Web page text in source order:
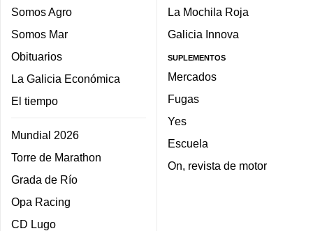
Somos Agro
Somos Mar
Obituarios
La Galicia Económica
El tiempo
Mundial 2026
Torre de Marathon
Grada de Río
Opa Racing
CD Lugo
La Mochila Roja
Galicia Innova
SUPLEMENTOS
Mercados
Fugas
Yes
Escuela
On, revista de motor